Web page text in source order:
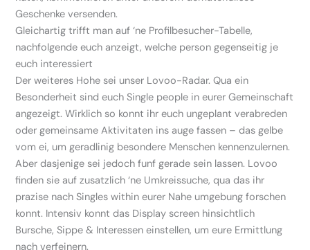
Geschenke versenden.
Gleichartig trifft man auf ‘ne Profilbesucher-Tabelle,
nachfolgende euch anzeigt, welche person gegenseitig je
euch interessiert
Der weiteres Hohe sei unser Lovoo-Radar. Qua ein
Besonderheit sind euch Single people in eurer Gemeinschaft
angezeigt. Wirklich so konnt ihr euch ungeplant verabreden
oder gemeinsame Aktivitaten ins auge fassen – das gelbe
vom ei, um geradlinig besondere Menschen kennenzulernen.
Aber dasjenige sei jedoch funf gerade sein lassen. Lovoo
finden sie auf zusatzlich ‘ne Umkreissuche, qua das ihr
prazise nach Singles within eurer Nahe umgebung forschen
konnt. Intensiv konnt das Display screen hinsichtlich
Bursche, Sippe & Interessen einstellen, um eure Ermittlung
nach verfeinern.